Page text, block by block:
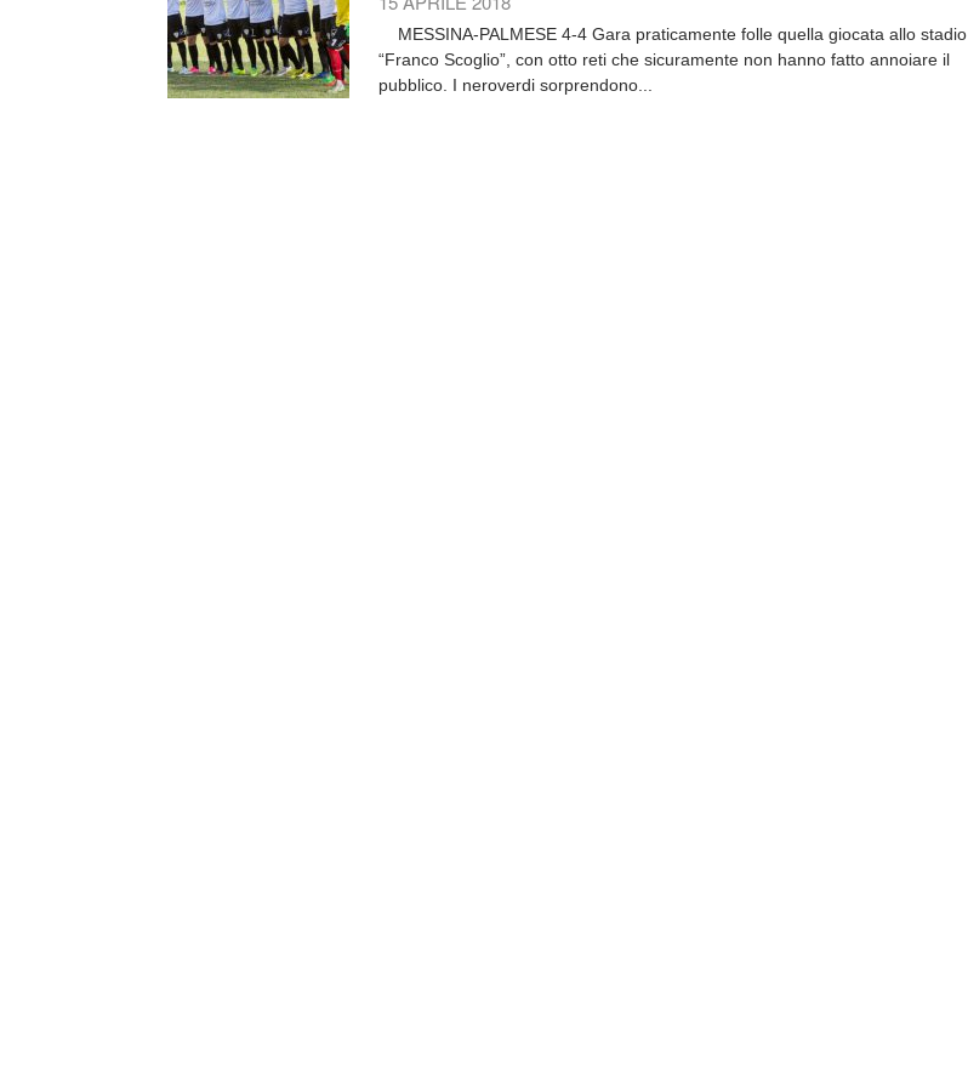
MESSINA-PALMESE 4-4 Gara praticamente folle quella giocata allo stadio
“Franco Scoglio”, con otto reti che sicuramente non hanno fatto annoiare il
pubblico. I neroverdi sorprendono...